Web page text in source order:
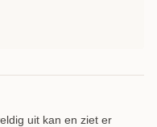
uit kan en ziet er